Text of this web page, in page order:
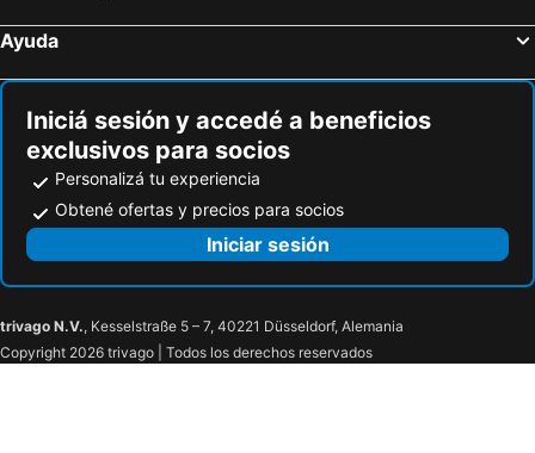
Ayuda
Iniciá sesión y accedé a beneficios
exclusivos para socios
Personalizá tu experiencia
Obtené ofertas y precios para socios
Iniciar sesión
trivago N.V., Kesselstraße 5 – 7, 40221 Düsseldorf, Alemania
Copyright 2026 trivago | Todos los derechos reservados